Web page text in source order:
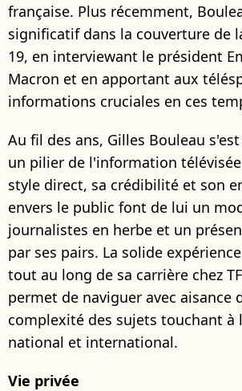
française. Plus récemment,
significatif dans la couverture de
19, en interviewant le président
Macron et en apportant aux
informations cruciales en ces
Au fil des ans, Gilles Bouleau
un pilier de l'information télévisée
style direct, sa crédibilité et son
envers le public font de lui un
journalistes en herbe et un
par ses pairs. La solide
tout au long de sa carrière chez
permet de naviguer avec aisance
complexité des sujets touchant à
national et international.
Vie privée